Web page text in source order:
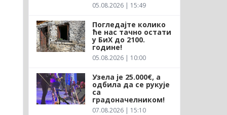
05.08.2026 | 15:49
Погледајте колико
ће нас тачно остати
у БиХ до 2100.
године!
05.08.2026 | 10:00
Узела је 25.000€, а
одбила да се рукује
са
градоначелником!
07.08.2026 | 15:10